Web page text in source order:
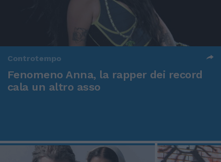
Controtempo
Fenomeno Anna, la rapper dei record
cala un altro asso